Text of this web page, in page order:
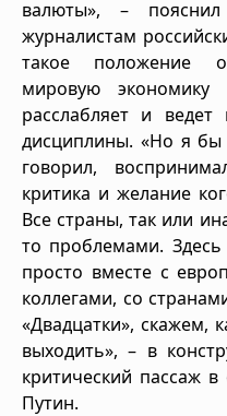
валюты», –
журналистам
такое положение
мировую
расслабляет и
дисциплины. «Но я бы
говорил,
критика и желание
Все страны, так или
то проблемами.
просто вместе с
коллегами, со
«Двадцатки», скажем,
выходить», – в
критический пассаж
Путин.